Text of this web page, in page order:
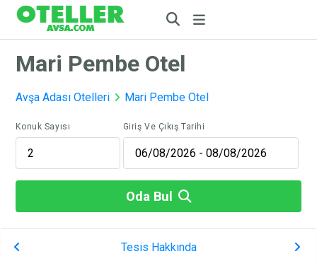
Mari Pembe Otel
Avşa Adası Otelleri Mari Pembe Otel
Konuk Sayısı Giriş Ve Çıkış Tarihi
Oda Bul
Tesis Hakkında